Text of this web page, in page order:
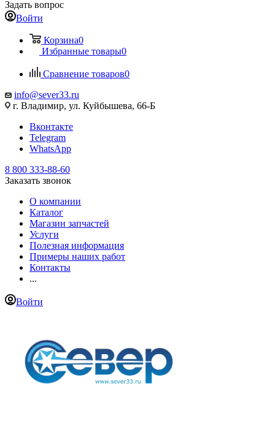
Задать вопрос
Войти
Корзина0
Избранные товары0
Сравнение товаров0
info@sever33.ru
г. Владимир, ул. Куйбышева, 66-Б
Вконтакте
Telegram
WhatsApp
8 800 333-88-60
Заказать звонок
О компании
Каталог
Магазин запчастей
Услуги
Полезная информация
Примеры наших работ
Контакты
...
Войти